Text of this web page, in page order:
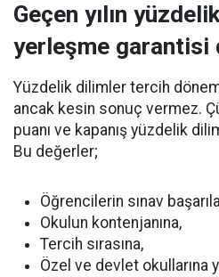
Geçen yılın
yerleşme garantisi
Yüzdelik dilimler tercih
ancak kesin sonuç vermez.
puanı ve kapanış yüzdelik
Bu değerler;
Öğrencilerin sınav
Okulun kontenjanına,
Tercih sırasına,
Özel ve devlet okullarına